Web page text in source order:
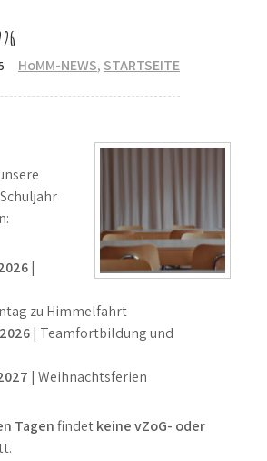
HoMM-NEWS, STARTSEITE
|
zu Himmelfahrt
| Teamfortbildung und
| Weihnachtsferien
Tagenfindetkeine vZoG- oder